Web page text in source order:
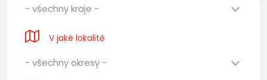
- všechny kraje -
V jaké lokalitě
- všechny okresy -